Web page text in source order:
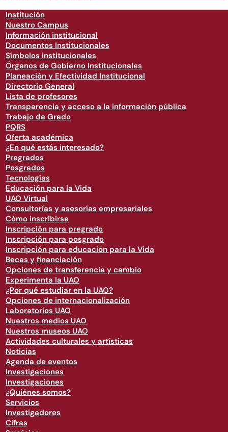
Institución
Nuestro Campus
Información institucional
Documentos Institucionales
Símbolos institucionales
Órganos de Gobierno Institucionales
Planeación y Efectividad Institucional
Directorio General
Lista de profesores
Transparencia y acceso a la información pública
Trabajo de Grado
PQRS
Oferta académica
¿En qué estás interesado?
Pregrados
Posgrados
Tecnologías
Educación para la Vida
UAO Virtual
Consultorías y asesorías empresariales
Cómo inscribirse
Inscripción para pregrado
Inscripción para posgrado
Inscripción para educación para la Vida
Becas y financiación
Opciones de transferencia y cambio
Experimenta la UAO
¿Por qué estudiar en la UAO?
Opciones de internacionalización
Laboratorios UAO
Nuestros medios UAO
Nuestros museos UAO
Actividades culturales y artísticas
Noticias
Agenda de eventos
Investigaciones
Investigaciones
¿Quiénes somos?
Servicios
Investigadores
Cifras